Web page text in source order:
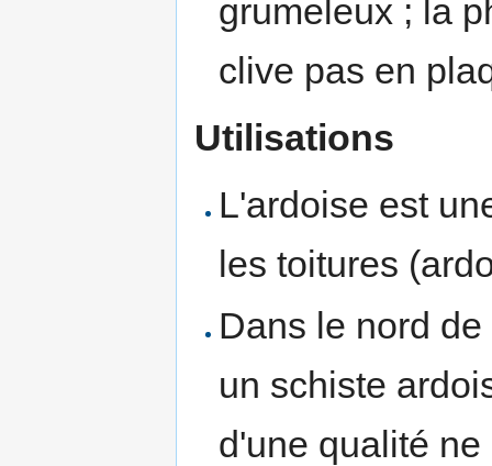
grumeleux ; la
clive pas en
Utilisations
L'ardoise est
les toitures
Dans le nord
un schiste
d'une qualité